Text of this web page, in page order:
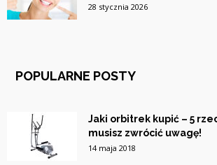
28 stycznia 2026
POPULARNE POSTY
Jaki orbitrek kupić – 5
musisz zwrócić uwagę!
14 maja 2018